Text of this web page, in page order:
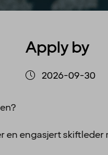
Apply by
2026-09-30
engasjert skiftleder